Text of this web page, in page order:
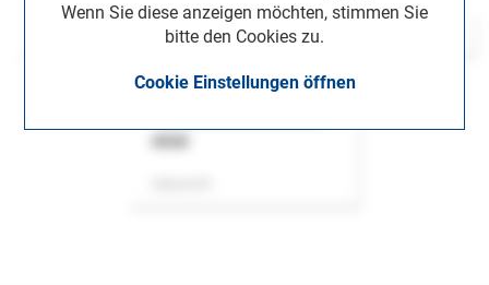
Wenn Sie diese anzeigen möchten, stimmen Sie
bitte den Cookies zu.
Cookie Einstellungen öffnen